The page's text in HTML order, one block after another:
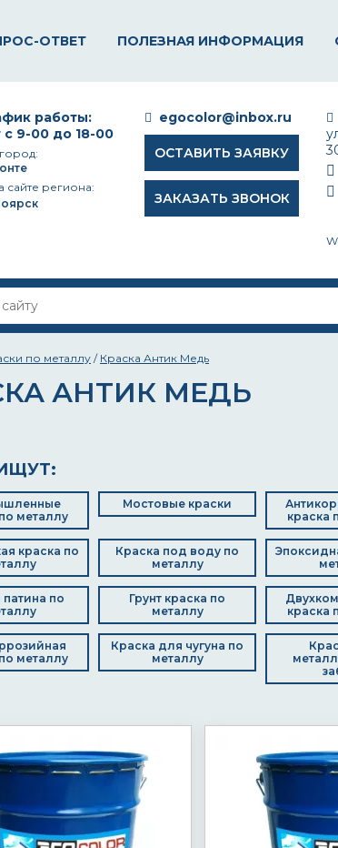
ОТВЕТ ПОЛЕЗНАЯ ИНФОРМАЦИЯ
egocolor@inbox.ru
ОСТАВИТЬ ЗАЯВКУ
ЗАКАЗАТЬ ЗВОНОК
работы:
с 9-00 до 18-00
сайте региона:
по металлу / Краска Антик Медь
АНТИК МЕДЬ
металлу
Мостовые краски
краска
краска по
Краска под воду по
металлу
патина по
Грунт краска по
металлу
краска
металлу
Краска для чугуна по
металлу